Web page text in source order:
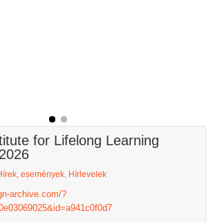
for Lifelong Learning
események, Hírlevelek
archive.com/?